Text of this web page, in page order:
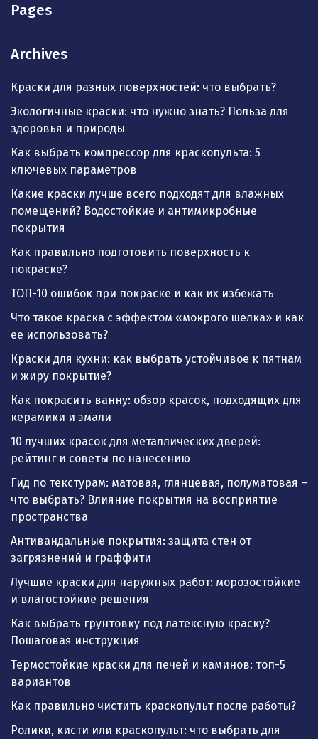
Pages
Archives
Краски для разных поверхностей: что выбрать?
Экологичные краски: что нужно знать? Польза для
здоровья и природы
Как выбрать компрессор для краскопульта: 5
ключевых параметров
Какие краски лучше всего подходят для влажных
помещений? Водостойкие и антимикробные
покрытия
Как правильно подготовить поверхность к
покраске?
ТОП-10 ошибок при покраске и как их избежать
Что такое краска с эффектом «мокрого шелка» и как
ее использовать?
Краски для кухни: как выбрать устойчивое к пятнам
и жиру покрытие?
Как покрасить ванну: обзор красок, подходящих для
керамики и эмали
10 лучших красок для металлических дверей:
рейтинг и советы по нанесению
Гид по текстурам: матовая, глянцевая, полуматовая –
что выбрать? Влияние покрытия на восприятие
пространства
Антивандальные покрытия: защита стен от
загрязнений и граффити
Лучшие краски для наружных работ: морозостойкие
и влагостойкие решения
Как выбрать грунтовку под латексную краску?
Пошаговая инструкция
Термостойкие краски для печей и каминов: топ-5
вариантов
Как правильно чистить краскопульт после работы?
Ролики, кисти или краскопульт: что выбрать для